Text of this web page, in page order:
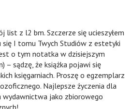
l2 bm. Szczerze się ucieszyłem
się I tomu Twych Studiów z estetyki
o tym notatka w dzisiejszym
– sądzę, że książka pojawi się
księgarniach. Proszę o egzemplarz
Najlepsze życzenia dla
jako zbiorowego